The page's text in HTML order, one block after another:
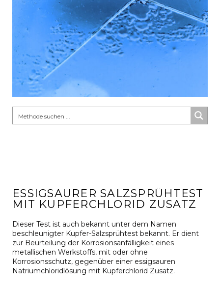
ESSIGSAURER SALZSPRÜHTEST
MIT KUPFERCHLORID ZUSATZ
Dieser Test ist auch bekannt unter dem Namen
beschleunigter Kupfer-Salzsprühtest bekannt. Er dient
zur Beurteilung der Korrosionsanfälligkeit eines
metallischen Werkstoffs, mit oder ohne
Korrosionsschutz, gegenüber einer essigsauren
Natriumchloridlösung mit Kupferchlorid Zusatz.